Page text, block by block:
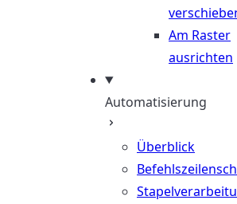
Am Raster
ausrichten
Automatisierung
Überblick